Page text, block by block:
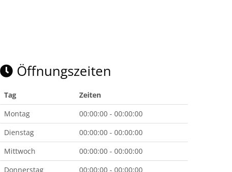
Öffnungszeiten
Tag
Zeiten
Montag
00:00:00 - 00:00:00
Dienstag
00:00:00 - 00:00:00
Mittwoch
00:00:00 - 00:00:00
Donnerstag
00:00:00 - 00:00:00